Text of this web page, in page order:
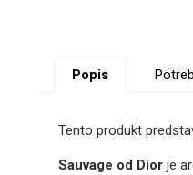
Popis
Tento produkt
Sauvage od Diorje